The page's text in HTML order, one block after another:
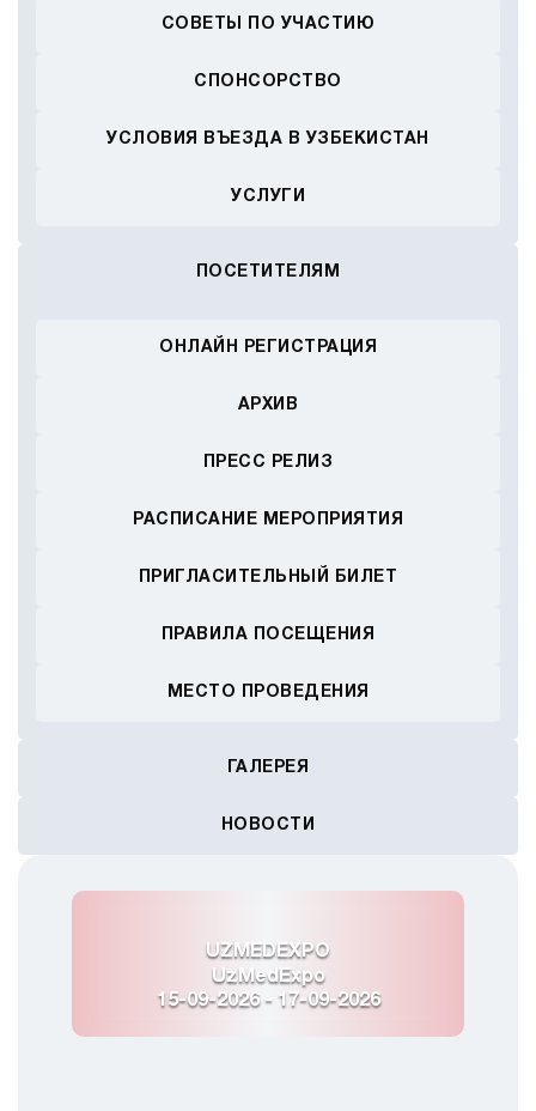
СОВЕТЫ ПО УЧАСТИЮ
СПОНСОРСТВО
УСЛОВИЯ ВЪЕЗДА В УЗБЕКИСТАН
УСЛУГИ
ПОСЕТИТЕЛЯМ
ОНЛАЙН РЕГИСТРАЦИЯ
АРХИВ
ПРЕСС РЕЛИЗ
РАСПИСАНИЕ МЕРОПРИЯТИЯ
ПРИГЛАСИТЕЛЬНЫЙ БИЛЕТ
ПРАВИЛА ПОСЕЩЕНИЯ
МЕСТО ПРОВЕДЕНИЯ
ГАЛЕРЕЯ
НОВОСТИ
UZMEDEXPO
UzMedExpo
15-09-2026 - 17-09-2026